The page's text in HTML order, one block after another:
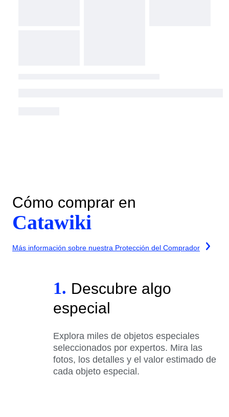
Cómo comprar en
Catawiki
Más información sobre nuestra Protección del Comprador
1. Descubre algo
especial
Explora miles de objetos especiales
seleccionados por expertos. Mira las
fotos, los detalles y el valor estimado de
cada objeto especial.